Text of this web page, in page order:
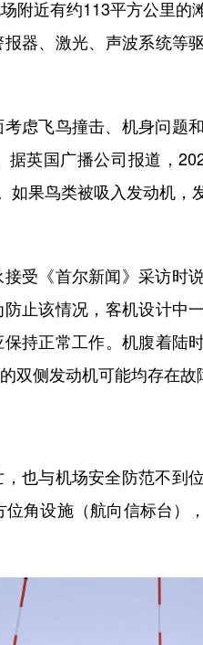
附近有约113平方公里的
器、激光、声波系统等
飞鸟撞击、机身问题
英国广播公司报道，
如果鸟类被吸入发动机，
《首尔新闻》采访时
止该情况，客机设计中
持正常工作。机腹着陆
双侧发动机可能均存在故
与机场安全防范不到
角设施（航向信标台）